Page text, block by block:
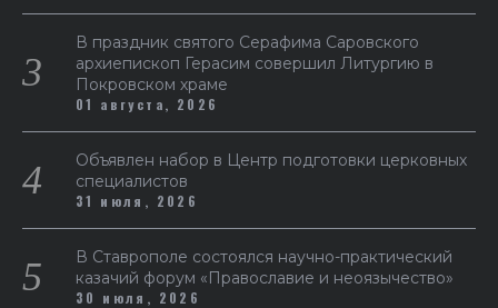
В праздник святого Серафима Саровского
архиепископ Герасим совершил Литургию в
Покровском храме
01 августа, 2026
Объявлен набор в Центр подготовки церковных
специалистов
31 июля, 2026
В Ставрополе состоялся научно-практический
казачий форум «Православие и неоязычество»
30 июля, 2026